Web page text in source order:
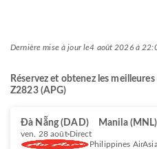
Dernière mise à jour le4 août 2026 à
Réservez et obtenez les
Z2823 (APG)
Đà Nẵng (DAD) Manila (MNL)
ven. 28 août Direct
Philippines